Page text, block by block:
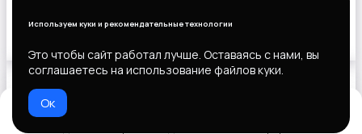
Используем куки и рекомендательные технологии
Это чтобы сайт работал лучше. Оставаясь с нами, вы
соглашаетесь на использование файлов куки.
Ок
Показать объявления
Выберите способ оплаты